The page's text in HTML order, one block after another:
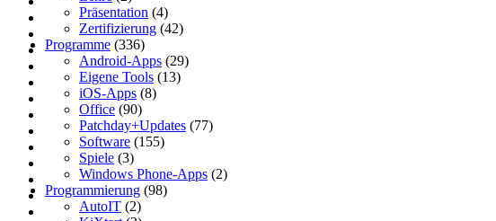
Präsentation (4)
Zertifizierung (42)
Programme (336)
Android-Apps (29)
Eigene Tools (13)
iOS-Apps (8)
Office (90)
Patchday+Updates (77)
Software (155)
Spiele (3)
Windows Phone-Apps (2)
Programmierung (98)
AutoIT (2)